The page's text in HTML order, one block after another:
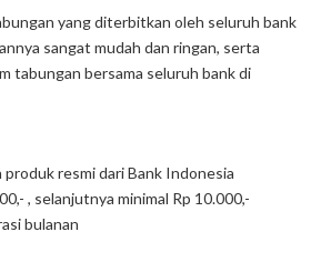
yang diterbitkan oleh seluruh bank
sangat mudah dan ringan, serta
tabungan bersama seluruh bank di
produk resmi dari Bank Indonesia
, selanjutnya minimal Rp 10.000,-
bulanan